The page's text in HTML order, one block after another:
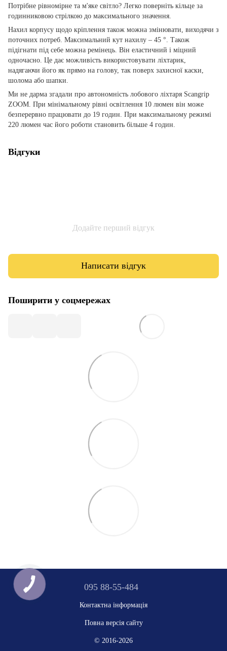
Потрібне рівномірне та м'яке світло? Легко поверніть кільце за
годинниковою стрілкою до максимального значення.
Нахил корпусу щодо кріплення також можна змінювати, виходячи з
поточних потреб. Максимальний кут нахилу – 45 °. Також
підігнати під себе можна ремінець. Він еластичний і міцний
одночасно. Це дає можливість використовувати ліхтарик,
надягаючи його як прямо на голову, так поверх захисної каски,
шолома або шапки.
Ми не дарма згадали про автономність лобового ліхтаря Scangrip
ZOOM. При мінімальному рівні освітлення 10 люмен він може
безперервно працювати до 19 годин. При максимальному режимі
220 люмен час його роботи становить більше 4 годин.
Відгуки
Додайте перший відгук
Написати відгук
Поширити у соцмережах
095 88-55-484
Контактна інформація
Повна версія сайту
© 2016-2026